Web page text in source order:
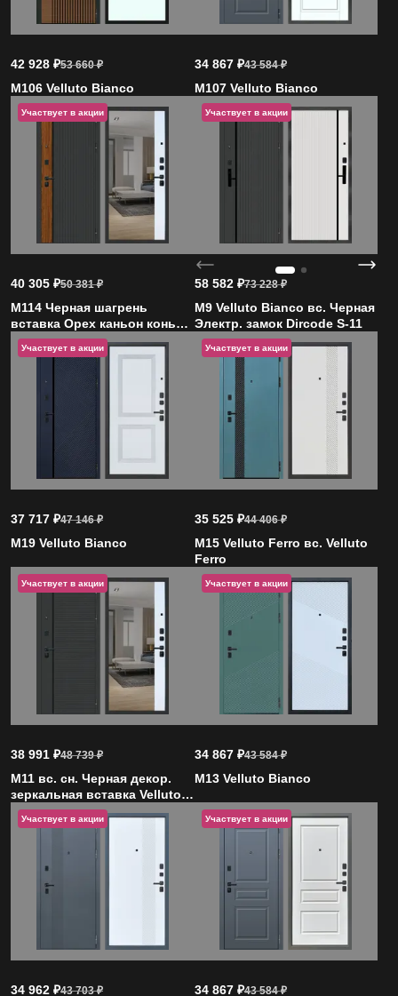
42 928 ₽53 660 ₽
M106 Velluto Bianco
34 867₽43 584 ₽
M107 Velluto Bianco
Участвует в акции
40 305 ₽50 381 ₽
M114 Черная шагрень
вставка Орех каньон коньяк
вн. Velluto Bianco
Участвует в акции
58 582₽73 228 ₽
M9 Velluto Bianco вс. Черная
Электр. замок Dircode S-11
Участвует в акции
37 717 ₽47 146 ₽
M19 Velluto Bianco
Участвует в акции
35 525₽44 406 ₽
M15 Velluto Ferro вс. Velluto
Ferro
Участвует в акции
38 991 ₽48 739 ₽
M11 вс. сн. Черная декор.
зеркальная вставка Velluto
Bianco
Участвует в акции
34 867₽43 584 ₽
M13 Velluto Bianco
Участвует в акции
34 962 ₽43 703 ₽
Участвует в акции
34 867₽43 584 ₽